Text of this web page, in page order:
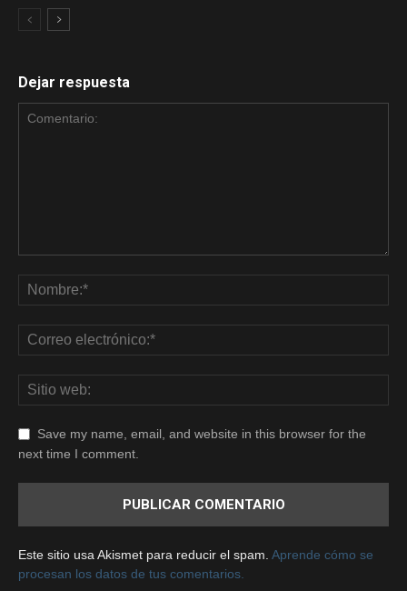
Dejar respuesta
Save my name, email, and website in this browser for the
next time I comment.
Este sitio usa Akismet para reducir el spam. Aprende cómo se
procesan los datos de tus comentarios.